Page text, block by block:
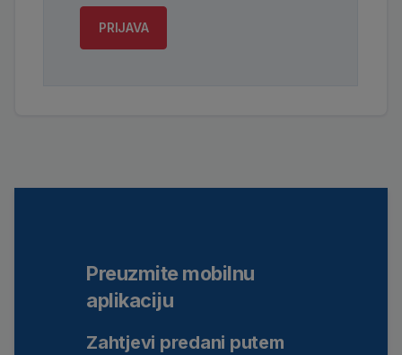
PRIJAVA
Preuzmite mobilnu
aplikaciju
Zahtjevi predani putem